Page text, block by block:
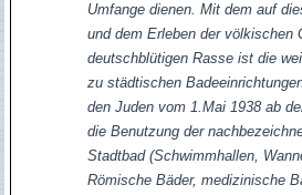
Umfange dienen. Mit dem auf
und dem Erleben der völkischen
deutschblütigen Rasse ist die
zu städtischen
den Juden vom 1.Mai 1938 ab
die Benutzung der
Stadtbad (Schwimmhallen,
Römische Bäder, medizinische